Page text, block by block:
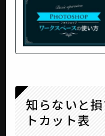
知らないと
トカット表